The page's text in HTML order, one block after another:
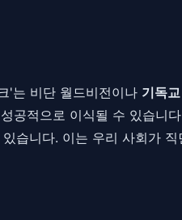
'는 비단 월드비전이나 기독
적으로 이식될 수 있습니
니다. 이는 우리 사회가